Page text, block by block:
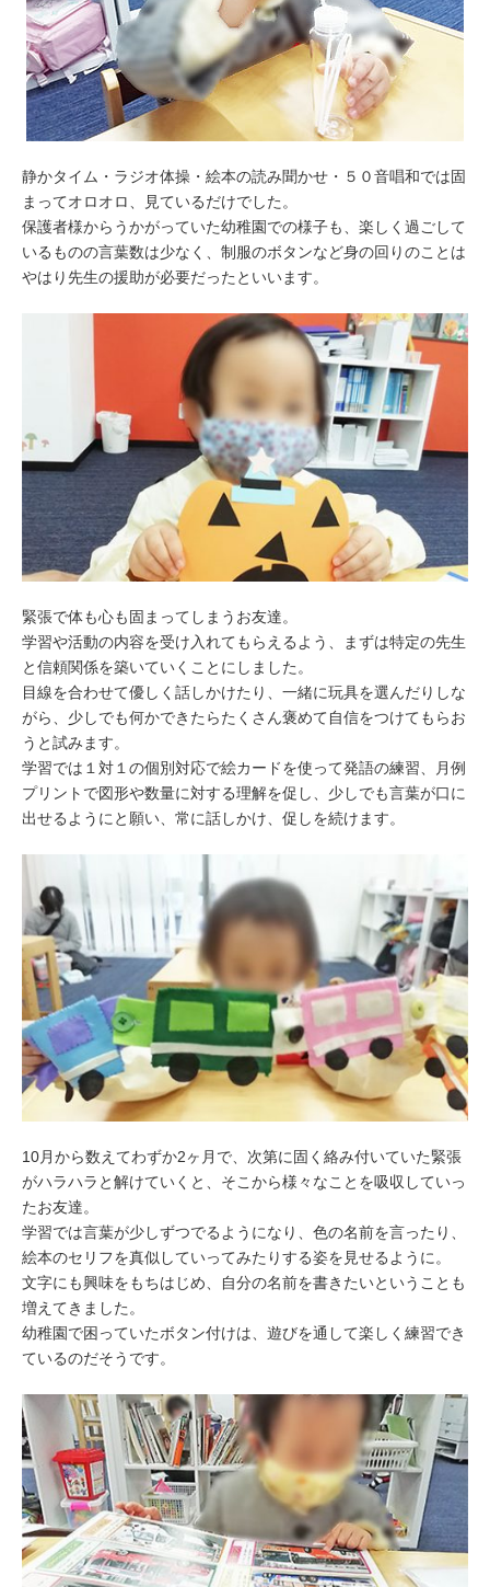
静かタイム・ラジオ体操・絵本の読み聞かせ・５０音唱和では固
まってオロオロ、見ているだけでした。
保護者様からうかがっていた幼稚園での様子も、楽しく過ごして
いるものの言葉数は少なく、制服のボタンなど身の回りのことは
やはり先生の援助が必要だったといいます。
緊張で体も心も固まってしまうお友達。
学習や活動の内容を受け入れてもらえるよう、まずは特定の先生
と信頼関係を築いていくことにしました。
目線を合わせて優しく話しかけたり、一緒に玩具を選んだりしな
がら、少しでも何かできたらたくさん褒めて自信をつけてもらお
うと試みます。
学習では１対１の個別対応で絵カードを使って発語の練習、月例
プリントで図形や数量に対する理解を促し、少しでも言葉が口に
出せるようにと願い、常に話しかけ、促しを続けます。
10月から数えてわずか2ヶ月で、次第に固く絡み付いていた緊張
がハラハラと解けていくと、そこから様々なことを吸収していっ
たお友達。
学習では言葉が少しずつでるようになり、色の名前を言ったり、
絵本のセリフを真似していってみたりする姿を見せるように。
文字にも興味をもちはじめ、自分の名前を書きたいということも
増えてきました。
幼稚園で困っていたボタン付けは、遊びを通して楽しく練習でき
ているのだそうです。